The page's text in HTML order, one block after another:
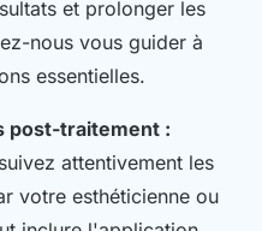
et prolonger les
nous vous guider à
essentielles.
post-traitement :
attentivement les
votre esthéticienne ou